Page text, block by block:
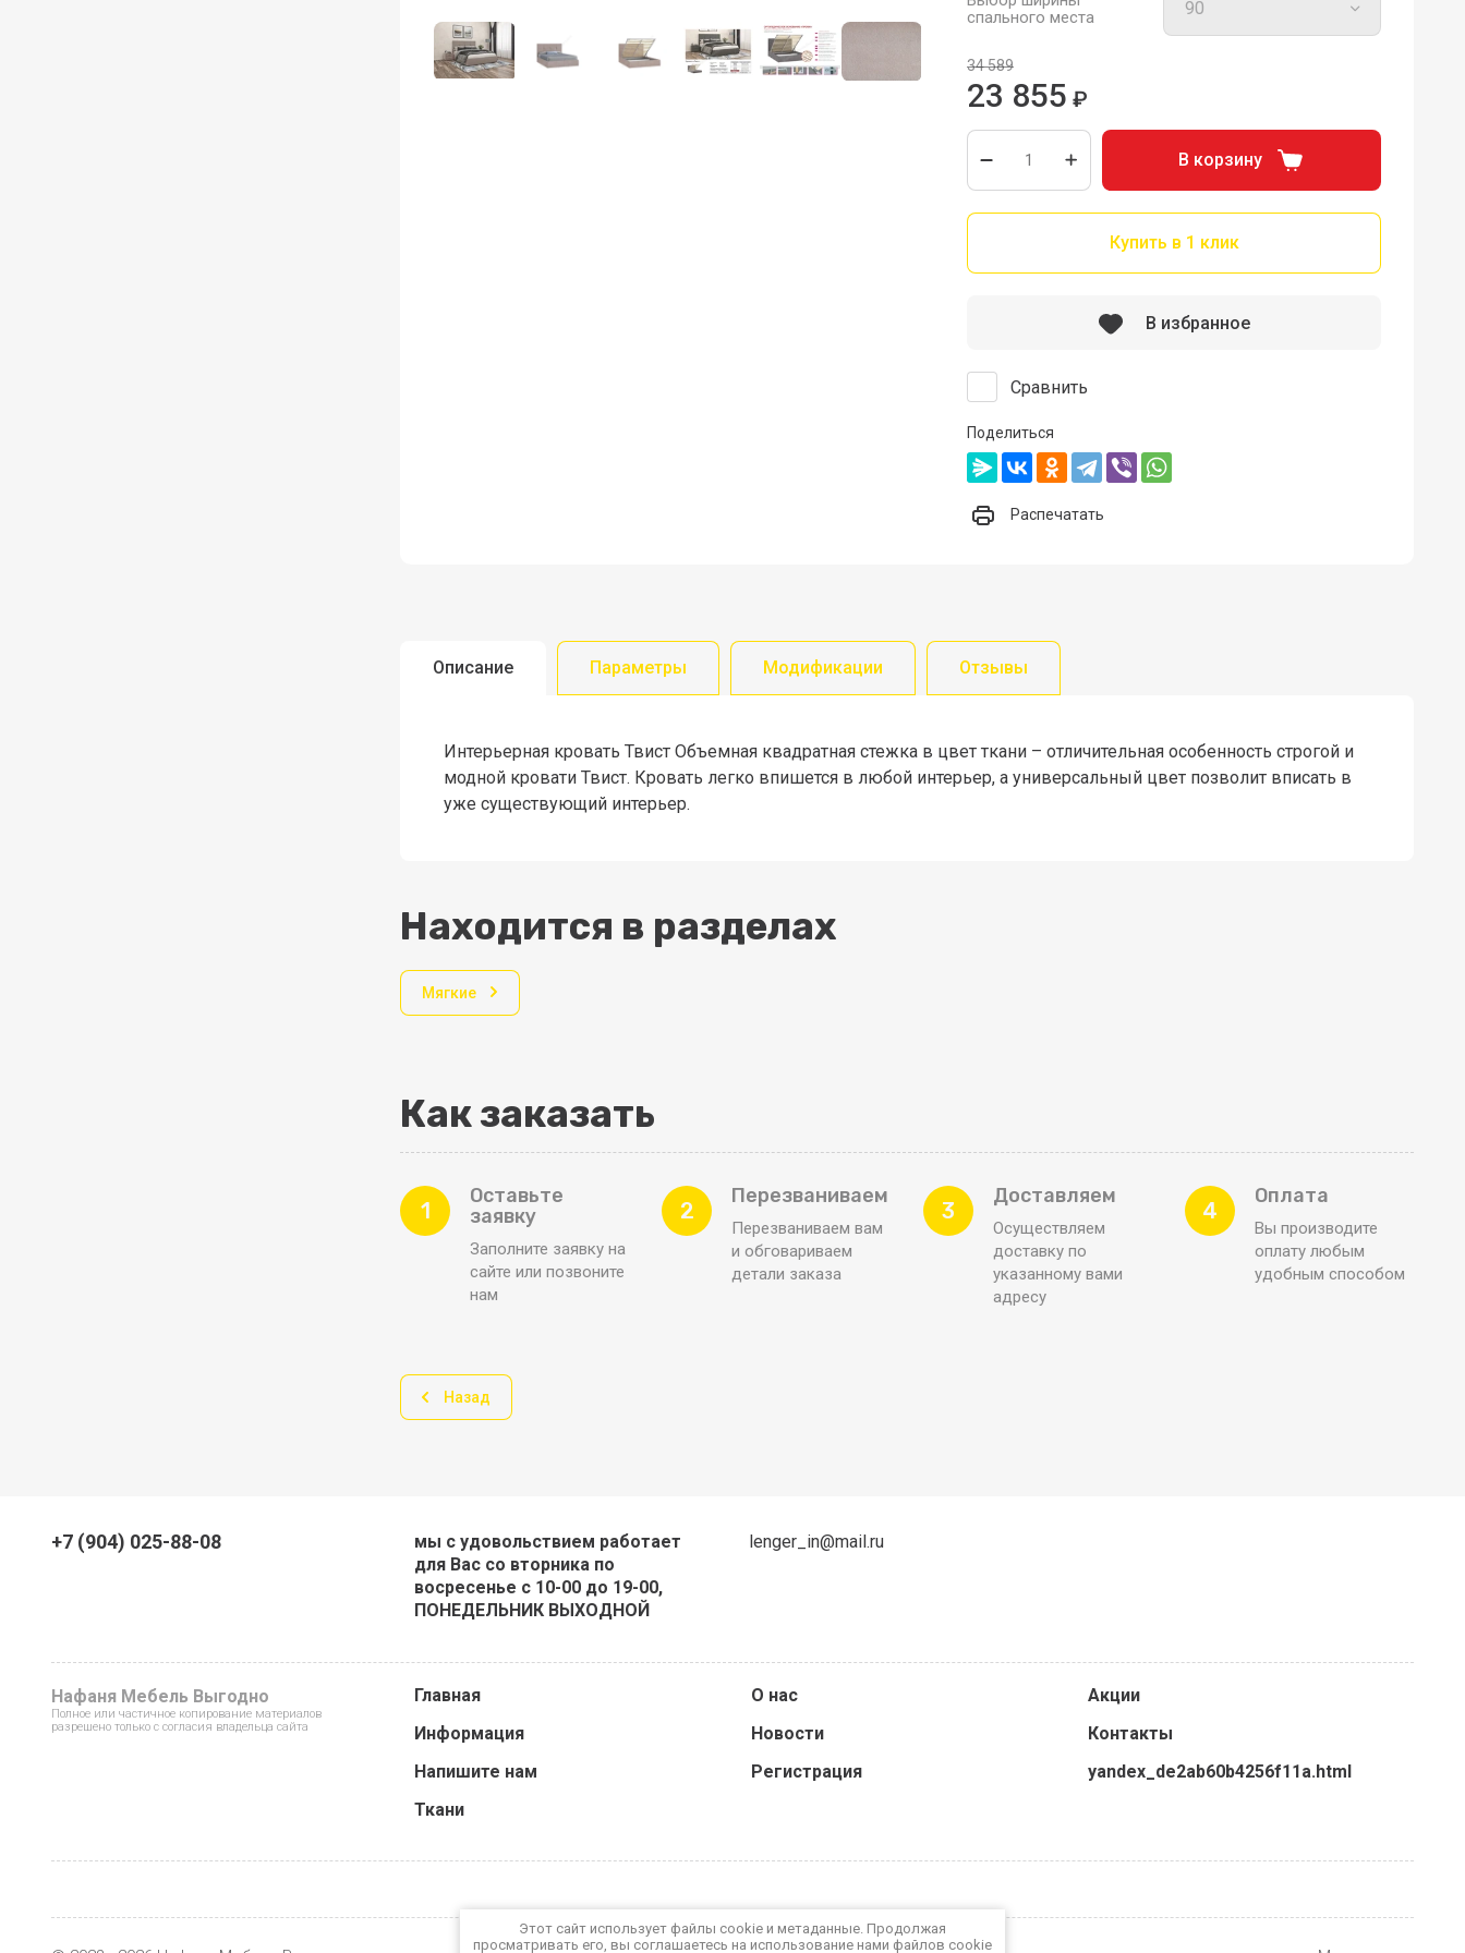
спального места
34 589
23 855 ₽
В корзину
Купить в 1 клик
Сравнить
В избранное
Поделиться
Распечатать
Описание Параметры Модификации Отзывы
Интерьерная кровать Твист Объемная квадратная стежка в цвет ткани – отличительная особенность строгой и
модной кровати Твист. Кровать легко впишется в любой интерьер, а универсальный цвет позволит вписать в
уже существующий интерьер.
Находится в разделах
Мягкие
Как заказать
1
Оставьте
заявку
Заполните заявку на
сайте или позвоните
нам
2
Перезваниваем
Перезваниваем вам
и обговариваем
детали заказа
3
Доставляем
Осуществляем
доставку по
указанному вами
адресу
4
Оплата
Вы производите
оплату любым
удобным способом
Назад
+7 (904) 025-88-08
мы с удовольствием работает
для Вас со вторника по
восресенье с 10-00 до 19-00,
ПОНЕДЕЛЬНИК ВЫХОДНОЙ
lenger_in@mail.ru
Нафаня Мебель Выгодно
Полное или частичное копирование материалов
разрешено только с согласия владельца сайта
Главная О нас
Акции
Информация
Новости
Контакты
Напишите нам
Регистрация
yandex_de2ab60b4256f11a.html
Ткани
Этот сайт использует файлы cookie и метаданные. Продолжая
просматривать его, вы соглашаетесь на использование нами файлов cookie